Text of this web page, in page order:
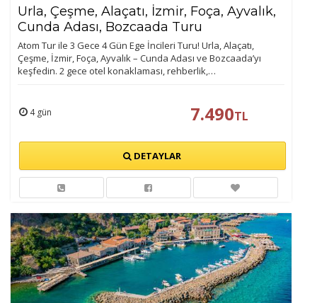
Urla, Çeşme, Alaçatı, İzmir, Foça, Ayvalık,
Cunda Adası, Bozcaada Turu
Atom Tur ile 3 Gece 4 Gün Ege İncileri Turu! Urla, Alaçatı,
Çeşme, İzmir, Foça, Ayvalık – Cunda Adası ve Bozcaada’yı
keşfedin. 2 gece otel konaklaması, rehberlik,…
4 gün 7.490TL
DETAYLAR